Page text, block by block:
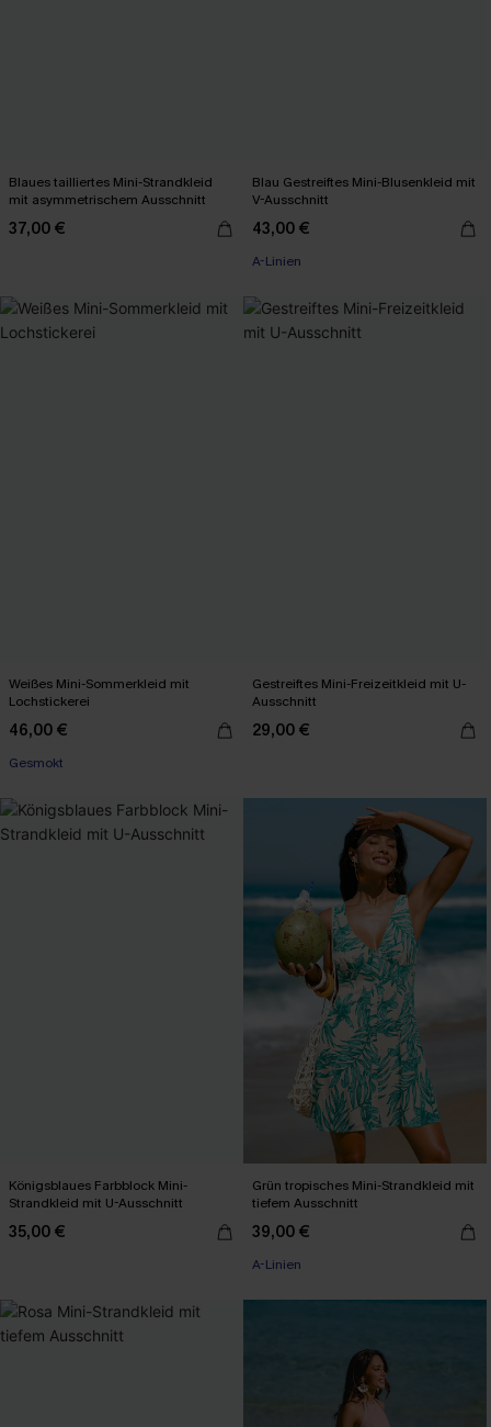
Blaues tailliertes Mini-Strandkleid
mit asymmetrischem Ausschnitt
37,00 €
Blau Gestreiftes Mini-Blusenkleid mit
V-Ausschnitt
43,00 €
A-Linien
Weißes Mini-Sommerkleid mit
Lochstickerei
46,00 €
Gesmokt
Gestreiftes Mini-Freizeitkleid mit U-
Ausschnitt
29,00 €
Königsblaues Farbblock Mini-
Strandkleid mit U-Ausschnitt
35,00 €
Grün tropisches Mini-Strandkleid mit
tiefem Ausschnitt
39,00 €
A-Linien